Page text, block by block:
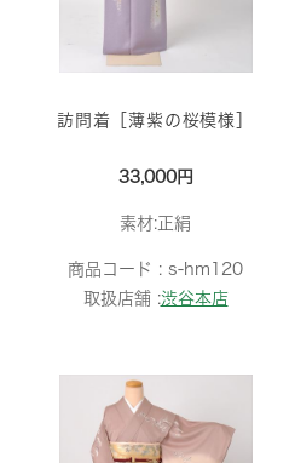
訪問着［薄紫の桜模様］
33,000円
素材:正絹
商品コード : s-hm120
取扱店舗 :渋谷本店